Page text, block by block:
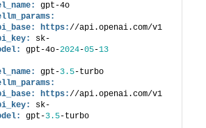
gpt-4o
https://api.openai.com/v1
sk-
gpt-4o-2024-05-13
gpt-3.5-turbo
https://api.openai.com/v1
sk-
gpt-3.5-turbo